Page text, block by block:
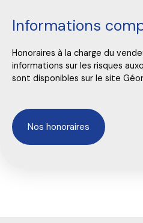
Informations
Honoraires à la charge du
informations sur les risques
sont disponibles sur le site
Nos honoraires